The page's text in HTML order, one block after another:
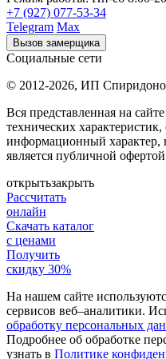
+7 (927) 077-53-34
Telegram Max
Вызов замерщика
Социальные сети
© 2012-2026, ИП
Вся представленная на
технических
информационный характер,
является публичной офертой
открытьзакрыть
Рассчитать
онлайн
Скачать каталог
с ценами
Получить
скидку 30%
На нашем сайте
сервисов веб–аналитики.
обработку персональных
Подробнее об обработке
узнать в Политике